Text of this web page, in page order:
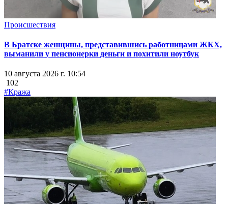
Происшествия
В Братске женщины, представившись работницами ЖКХ,
выманили у пенсионерки деньги и похитили ноутбук
10 августа 2026 г. 10:54
102
#Кража